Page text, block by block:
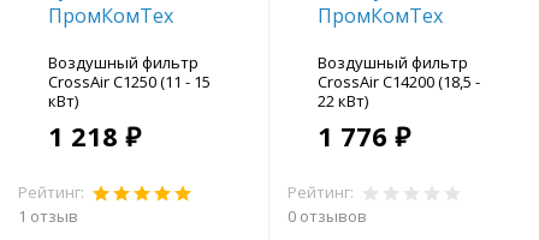
Воздушный фильтр
CrossAir C1250 (11 - 15
кВт)
1 218 ₽
Рейтинг:
1 отзыв
Воздушный фильтр
CrossAir C14200 (18,5 -
22 кВт)
1 776 ₽
Рейтинг:
0 отзывов